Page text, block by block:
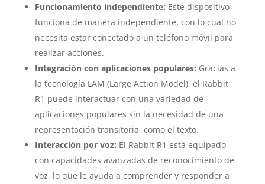
Funcionamiento independiente: Este dispositivo
funciona de manera independiente, con lo cual no
necesita estar conectado a un teléfono móvil para
realizar acciones.
Integración con aplicaciones populares: Gracias a
la tecnología LAM (Large Action Model), el Rabbit
R1 puede interactuar con una variedad de
aplicaciones populares sin la necesidad de una
representación transitoria, como el texto.
Interacción por voz: El Rabbit R1 está equipado
con capacidades avanzadas de reconocimiento de
voz, lo que le ayuda a comprender y responder a